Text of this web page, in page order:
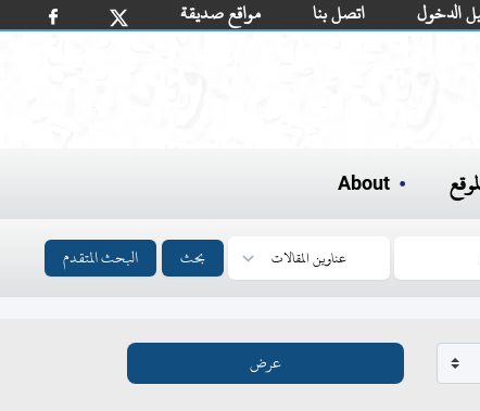
مواقع صديقة اتصل بنا الدخول
About
بحث البحث المتقدم